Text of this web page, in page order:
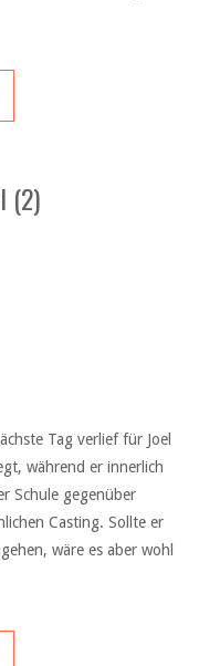
(2)
Tag verlief für Joel
während er innerlich
Schule gegenüber
Casting. Sollte er
wäre es aber wohl